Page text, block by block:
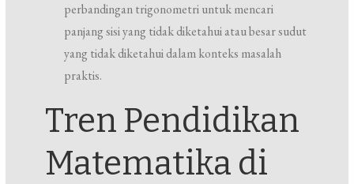
perbandingan trigonometri untuk mencari
panjang sisi yang tidak diketahui atau besar sudut
yang tidak diketahui dalam konteks masalah
praktis.
Tren Pendidikan
Matematika di